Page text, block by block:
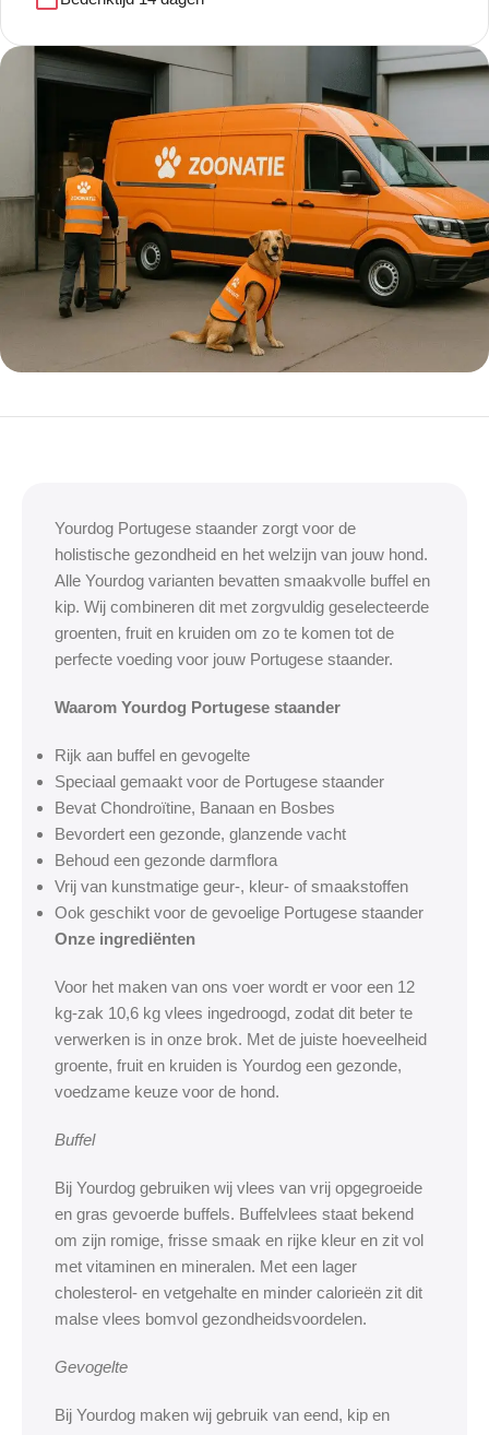
5% korting met code
Yourdog Portugese staander zorgt voor de
holistische gezondheid en het welzijn van jouw hond.
Alle Yourdog varianten bevatten smaakvolle buffel en
kip. Wij combineren dit met zorgvuldig geselecteerde
groenten, fruit en kruiden om zo te komen tot de
perfecte voeding voor jouw Portugese staander.
Waarom Yourdog Portugese staander
Rijk aan buffel en gevogelte
Speciaal gemaakt voor de Portugese staander
Bevat Chondroïtine, Banaan en Bosbes
Bevordert een gezonde, glanzende vacht
Behoud een gezonde darmflora
Vrij van kunstmatige geur-, kleur- of smaakstoffen
Ook geschikt voor de gevoelige Portugese staander
Onze ingrediënten
Voor het maken van ons voer wordt er voor een 12
kg-zak 10,6 kg vlees ingedroogd, zodat dit beter te
verwerken is in onze brok. Met de juiste hoeveelheid
groente, fruit en kruiden is Yourdog een gezonde,
voedzame keuze voor de hond.
Buffel
Bij Yourdog gebruiken wij vlees van vrij opgegroeide
en gras gevoerde buffels. Buffelvlees staat bekend
om zijn romige, frisse smaak en rijke kleur en zit vol
met vitaminen en mineralen. Met een lager
cholesterol- en vetgehalte en minder calorieën zit dit
malse vlees bomvol gezondheidsvoordelen.
Gevogelte
Bij Yourdog maken wij gebruik van eend, kip en